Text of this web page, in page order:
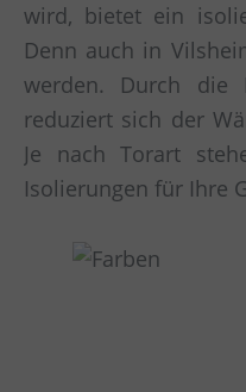
wird, bietet ein
Denn auch in
werden. Durch die
reduziert sich der
Je nach Torart
Isolierungen für Ihre